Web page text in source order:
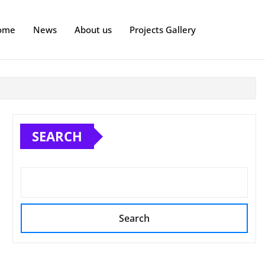
News About us Projects Gallery
SEARCH
Search